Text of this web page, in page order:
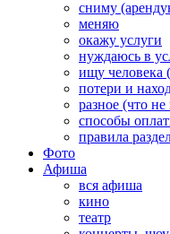
сниму
меняю
окажу услуги
нуждаюсь в
ищу человека
потери и
разное (что
способы
правила
Фото
Афиша
вся афиша
кино
театр